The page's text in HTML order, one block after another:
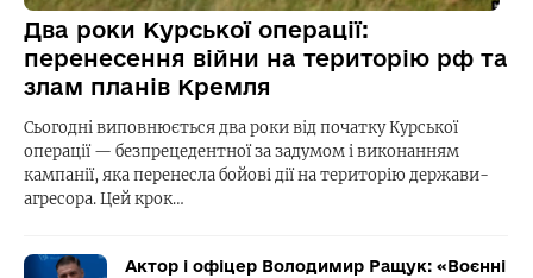
Два роки Курської операції:
перенесення війни на територію рф та
злам планів Кремля
Сьогодні виповнюється два роки від початку Курської
операції — безпрецедентної за задумом і виконанням
кампанії, яка перенесла бойові дії на територію держави-
агресора. Цей крок…
Актор і офіцер Володимир Ращук: «Воєнні